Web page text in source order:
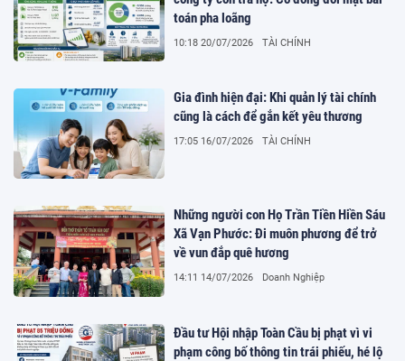
toán pha loãng
10:18 20/07/2026 TÀI CHÍNH
Gia đình hiện đại: Khi quản lý tài chính
cũng là cách để gắn kết yêu thương
17:05 16/07/2026 TÀI CHÍNH
Những người con Họ Trần Tiền Hiền Sáu
Xã Vạn Phước: Đi muôn phương để trở
về vun đắp quê hương
14:11 14/07/2026 Doanh Nghiệp
Đầu tư Hội nhập Toàn Cầu bị phạt vì vi
phạm công bố thông tin trái phiếu, hé lộ